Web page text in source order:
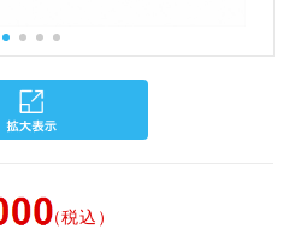
（税込）